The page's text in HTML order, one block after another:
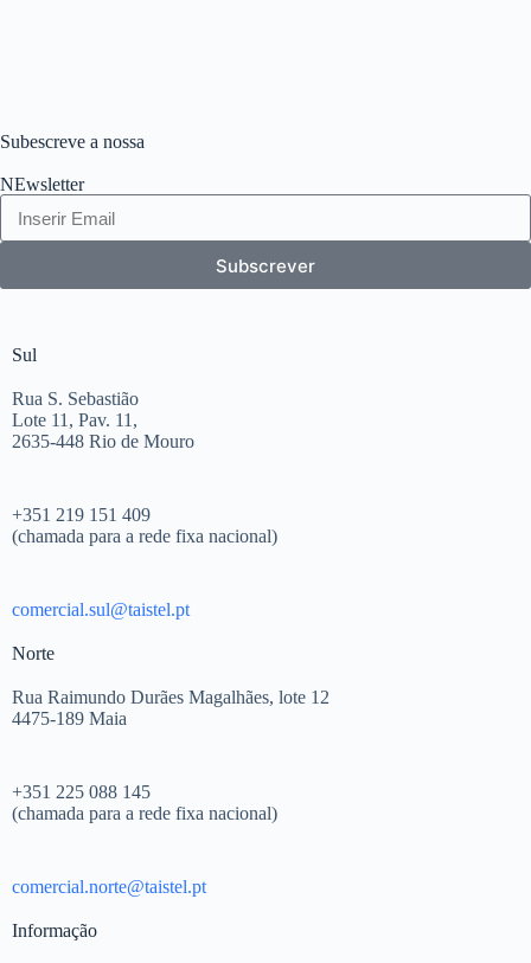
Subescreve a nossa
NEwsletter
Subscrever
Sul
Rua S. Sebastião
Lote 11, Pav. 11,
2635-448 Rio de Mouro
+351 219 151 409
(chamada para a rede fixa nacional)
comercial.sul@taistel.pt
Norte
Rua Raimundo Durães Magalhães, lote 12
4475-189 Maia
+351 225 088 145
(chamada para a rede fixa nacional)
comercial.norte@taistel.pt
Informação